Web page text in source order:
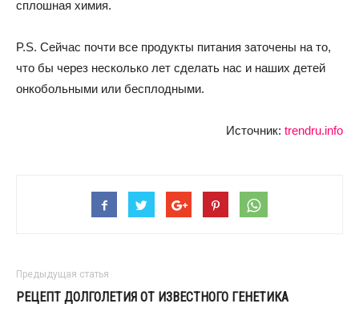
сплошная химия.
P.S. Сейчас почти все продукты питания заточены на то,
что бы через несколько лет сделать нас и наших детей
онкобольными или бесплодными.
Источник: trendru.info
Предыдущая статья
РЕЦЕПТ ДОЛГОЛЕТИЯ ОТ ИЗВЕСТНОГО ГЕНЕТИКА